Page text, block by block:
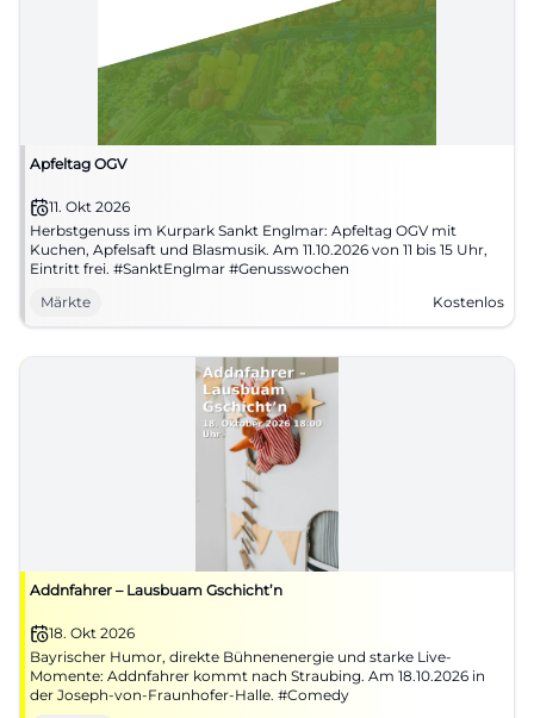
Apfeltag OGV
11. Okt 2026
Herbstgenuss im Kurpark Sankt Englmar: Apfeltag OGV mit
Kuchen, Apfelsaft und Blasmusik. Am 11.10.2026 von 11 bis 15 Uhr,
Eintritt frei. #SanktEnglmar #Genusswochen
Märkte
Kostenlos
Addnfahrer – Lausbuam Gschicht’n
18. Okt 2026
Bayrischer Humor, direkte Bühnenenergie und starke Live-
Momente: Addnfahrer kommt nach Straubing. Am 18.10.2026 in
der Joseph-von-Fraunhofer-Halle. #Comedy